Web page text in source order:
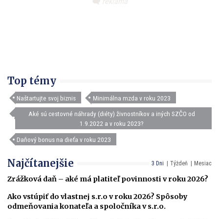
Top témy
Naštartujte svoj biznis Minimálna mzda v roku 2023
Aké sú cestovné náhrady (diéty) živnostníkov a iných SZČO od
1.9.2022 a v roku 2023?
Daňový bonus na dieťa v roku 2023
3 Dni Týždeň Mesiac
Najčítanejšie
Zrážková daň – aké má platiteľ povinnosti v roku 2026?
Ako vstúpiť do vlastnej s.r.o v roku 2026? Spôsoby
odmeňovania konateľa a spoločníka v s.r.o.